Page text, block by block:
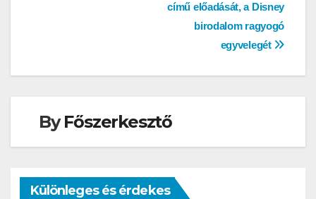
című előadását, a Disney
birodalom ragyogó
egyvelegét
ByFőszerkesztő
Különleges és érdekes